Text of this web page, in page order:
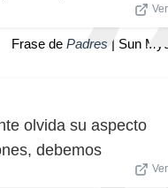
Frase de Padres | Sun
olvida su aspecto
debemos